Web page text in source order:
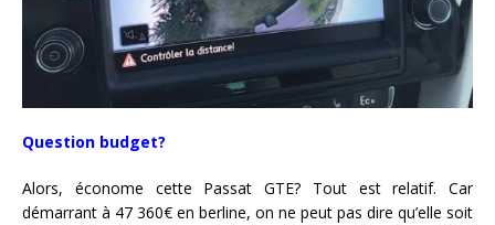
Question budget?
Alors, économe cette Passat GTE? Tout est relatif. Car
démarrant à 47 360€ en berline, on ne peut pas dire qu’elle soit